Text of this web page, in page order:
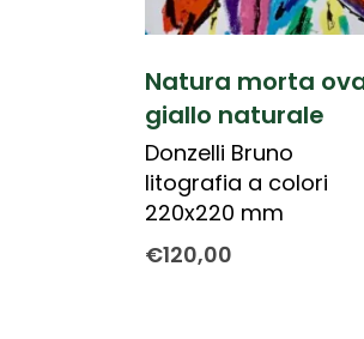
Natura morta
giallo naturale
Donzelli Bruno
litografia a colori
220x220 mm
€120,00